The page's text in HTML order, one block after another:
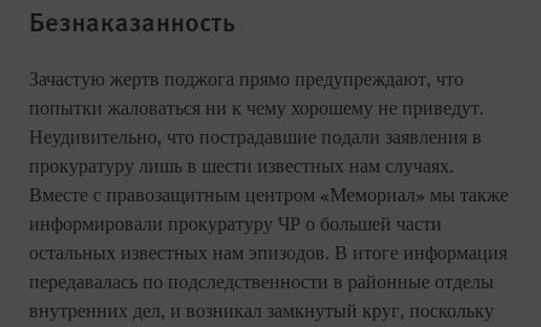
Безнаказанность
Зачастую жертв поджога прямо предупреждают, что
попытки жаловаться ни к чему хорошему не приведут.
Неудивительно, что пострадавшие подали заявления в
прокуратуру лишь в шести известных нам случаях.
Вместе с правозащитным центром «Мемориал» мы также
информировали прокуратуру ЧР о большей части
остальных известных нам эпизодов. В итоге информация
передавалась по подследственности в районные отделы
внутренних дел, и возникал замкнутый круг, поскольку